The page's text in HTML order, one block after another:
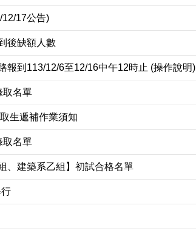
17公告)
後缺額人數
報到113/12/6至12/16中午12時止 (操作說明)
取名單
生遞補作業須知
取名單
、建築系乙組】初試合格名單